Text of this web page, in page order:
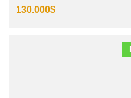
130.000$